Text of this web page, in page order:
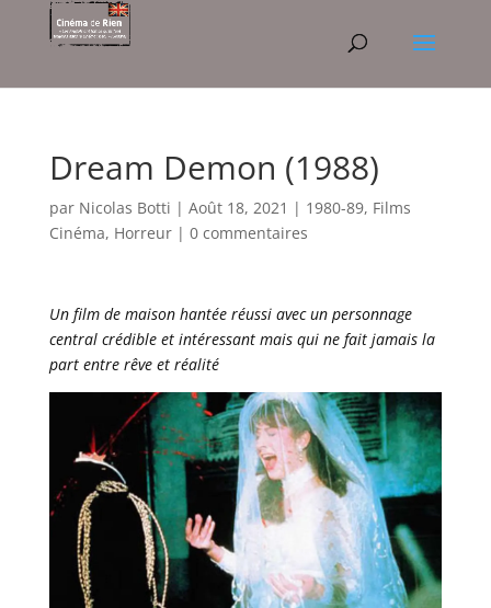
Dream Demon (1988)
par Nicolas Botti | Août 18, 2021 | 1980-89, Films
Cinéma, Horreur| 0 commentaires
Un film de maison hantée réussi avec un personnage
central crédible et intéressant mais qui ne fait jamais la
part entre rêve et réalité